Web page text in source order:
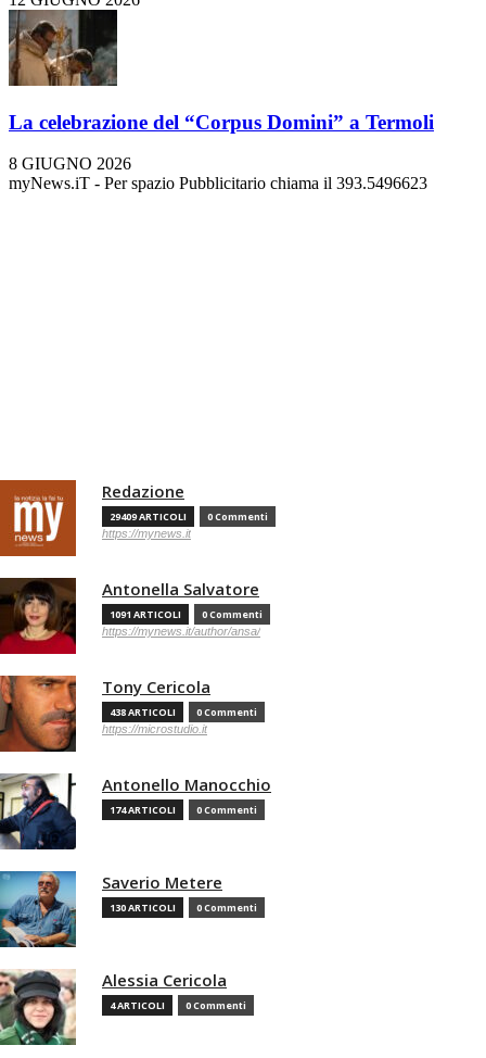
La celebrazione del “Corpus Domini” a Termoli
8 GIUGNO 2026
myNews.iT - Per spazio Pubblicitario chiama il 393.5496623
Redazione
29409 ARTICOLI 0 Commenti
https://mynews.it
Antonella Salvatore
1091 ARTICOLI 0 Commenti
https://mynews.it/author/ansa/
Tony Cericola
438 ARTICOLI 0 Commenti
https://microstudio.it
Antonello Manocchio
174 ARTICOLI 0 Commenti
Saverio Metere
130 ARTICOLI 0 Commenti
Alessia Cericola
4 ARTICOLI 0 Commenti